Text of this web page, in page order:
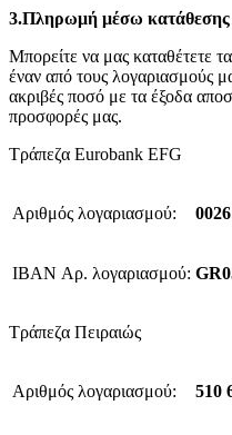
3.Πληρωμή μέσω κατάθεσης
Μπορείτε να μας καταθέτετε
έναν από τους λογαριασμούς
ακριβές ποσό με τα έξοδα
προσφορές μας.
Τράπεζα Eurobank EFG
Αριθμός λογαριασμού:
IBAN Αρ. λογαριασμού:
Τράπεζα Πειραιώς
Αριθμός λογαριασμού: 510